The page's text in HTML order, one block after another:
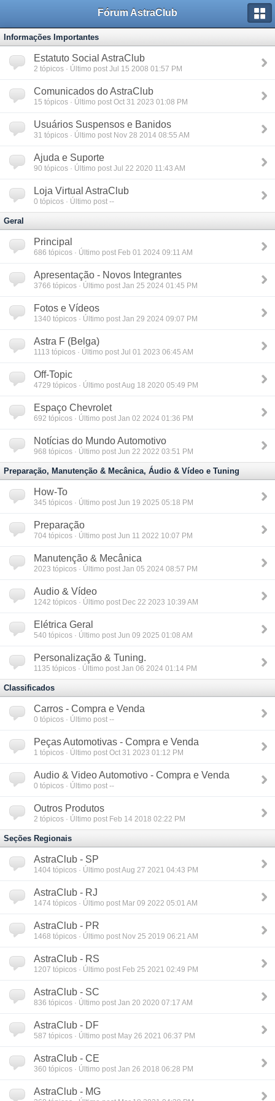
Fórum AstraClub
Informações Importantes
Estatuto Social AstraClub
2 tópicos · Último post Jul 15 2008 01:57 PM
Comunicados do AstraClub
15 tópicos · Último post Oct 31 2023 01:08 PM
Usuários Suspensos e Banidos
31 tópicos · Último post Nov 28 2014 08:55 AM
Ajuda e Suporte
90 tópicos · Último post Jul 22 2020 11:43 AM
Loja Virtual AstraClub
0 tópicos · Último post --
Geral
Principal
686 tópicos · Último post Feb 01 2024 09:11 AM
Apresentação - Novos Integrantes
3766 tópicos · Último post Jan 25 2024 01:45 PM
Fotos e Vídeos
1340 tópicos · Último post Jan 29 2024 09:07 PM
Astra F (Belga)
1113 tópicos · Último post Jul 01 2023 06:45 AM
Off-Topic
4729 tópicos · Último post Aug 18 2020 05:49 PM
Espaço Chevrolet
692 tópicos · Último post Jan 02 2024 01:36 PM
Notícias do Mundo Automotivo
968 tópicos · Último post Jun 22 2022 03:51 PM
Preparação, Manutenção & Mecânica, Áudio & Vídeo e Tuning
How-To
345 tópicos · Último post Jun 19 2025 05:18 PM
Preparação
704 tópicos · Último post Jun 11 2022 10:07 PM
Manutenção & Mecânica
2023 tópicos · Último post Jan 05 2024 08:57 PM
Audio & Vídeo
1242 tópicos · Último post Dec 22 2023 10:39 AM
Elétrica Geral
540 tópicos · Último post Jun 09 2025 01:08 AM
Personalização & Tuning.
1135 tópicos · Último post Jan 06 2024 01:14 PM
Classificados
Carros - Compra e Venda
0 tópicos · Último post --
Peças Automotivas - Compra e Venda
1 tópicos · Último post Oct 31 2023 01:12 PM
Audio & Video Automotivo - Compra e Venda
0 tópicos · Último post --
Outros Produtos
2 tópicos · Último post Feb 14 2018 02:22 PM
Seções Regionais
AstraClub - SP
1404 tópicos · Último post Aug 27 2021 04:43 PM
AstraClub - RJ
1474 tópicos · Último post Mar 09 2022 05:01 AM
AstraClub - PR
1468 tópicos · Último post Nov 25 2019 06:21 AM
AstraClub - RS
1207 tópicos · Último post Feb 25 2021 02:49 PM
AstraClub - SC
836 tópicos · Último post Jan 20 2020 07:17 AM
AstraClub - DF
587 tópicos · Último post May 26 2021 06:37 PM
AstraClub - CE
360 tópicos · Último post Jan 26 2018 06:28 PM
AstraClub - MG